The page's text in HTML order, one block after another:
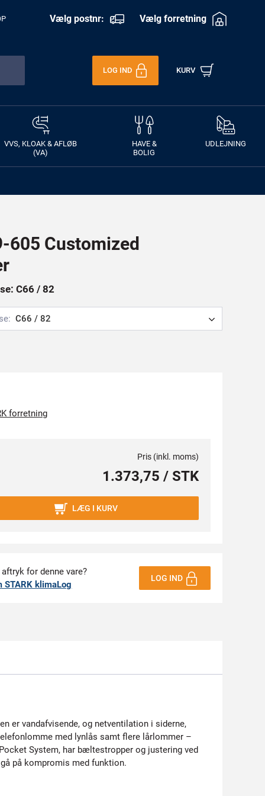
Vælg postnr: Vælg forretning
LOG IND KURV
VVS, KLOAK & AFLØB
(VA)
HAVE &
BOLIG
UDLEJNING
605 Customized
C66 / 82
C66 / 82
forretning
Pris (inkl. moms)
1.373,75 / STK
LÆG I KURV
aftryk for denne vare?
STARK klimaLog
LOG IND
er vandafvisende, og netventilation i siderne,
med lynlås samt flere lårlommer –
System, har bæltestropper og justering ved
på kompromis med funktion.